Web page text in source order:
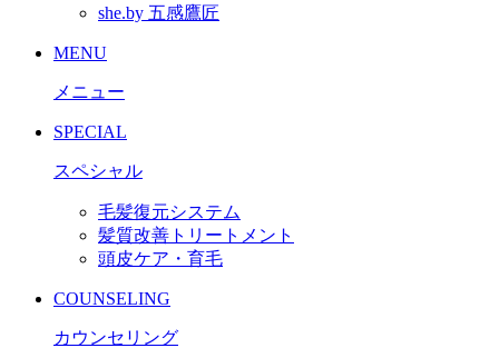
she.by 五感鷹匠
MENU
メニュー
SPECIAL
スペシャル
毛髪復元システム
髪質改善トリートメント
頭皮ケア・育毛
COUNSELING
カウンセリング